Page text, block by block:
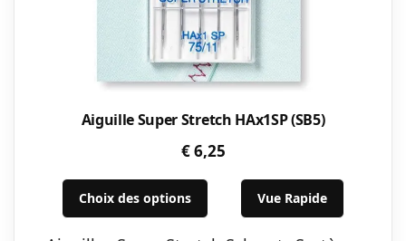
Aiguille Super Stretch HAx1SP (SB5)
€6,25
Choix des options
Ce
produit
a
Vue Rapide